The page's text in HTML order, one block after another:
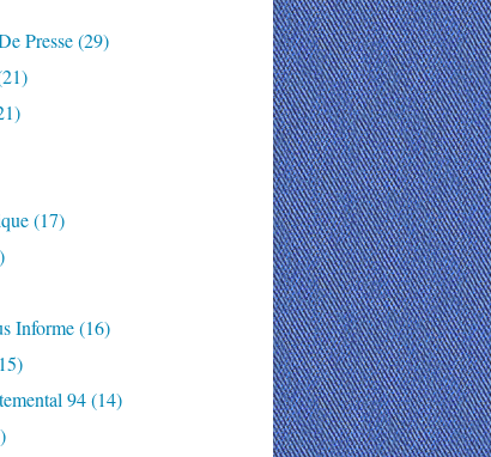
Presse(29)
(17)
Informe(16)
94(14)